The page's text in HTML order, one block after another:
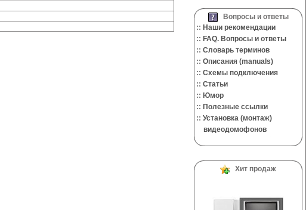
Вопросы и ответы
:: Наши рекомендации
:: FAQ. Вопросы и ответы
:: Словарь терминов
:: Описания (manuals)
:: Cхемы подключения
:: Cтатьи
:: Юмор
:: Полезные ссылки
:: Установка (монтаж)
видеодомофонов
Хит продаж